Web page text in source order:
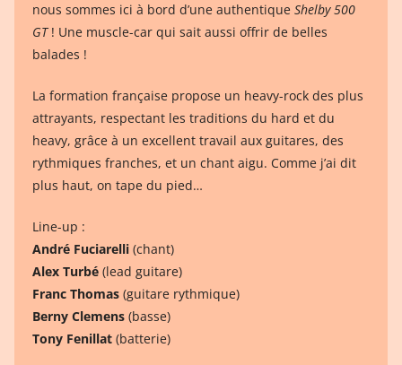
nous sommes ici à bord d’une authentique Shelby 500
GT! Une muscle-car qui sait aussi offrir de belles
balades !
La formation française propose un heavy-rock des plus
attrayants, respectant les traditions du hard et du
heavy, grâce à un excellent travail aux guitares, des
rythmiques franches, et un chant aigu. Comme j’ai dit
plus haut, on tape du pied…
Line-up :
André Fuciarelli (chant)
Alex Turbé (lead guitare)
Franc Thomas (guitare rythmique)
Berny Clemens (basse)
Tony Fenillat (batterie)